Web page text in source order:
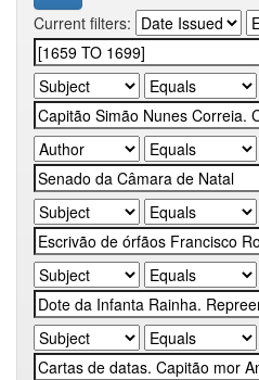
Current filters: